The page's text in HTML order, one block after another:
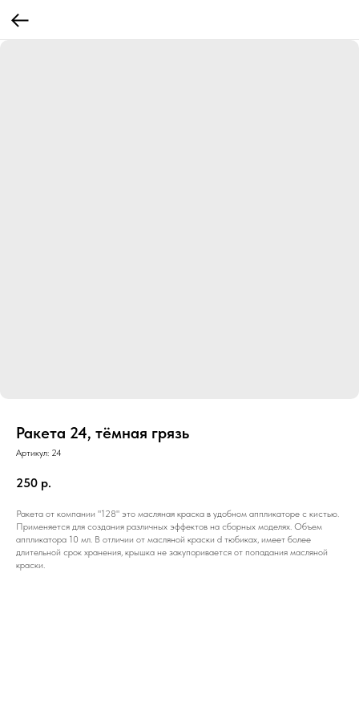
Ракета 24, тёмная грязь
Артикул: 24
250 р.
Ракета от компании "128" это масляная краска в удобном аппликаторе с кистью.
Применяется для создания различных эффектов на сборных моделях. Объем
аппликатора 10 мл. В отличии от масляной краски d тюбиках, имеет более
длительной срок хранения, крышка не закупоривается от попадания масляной
краски.